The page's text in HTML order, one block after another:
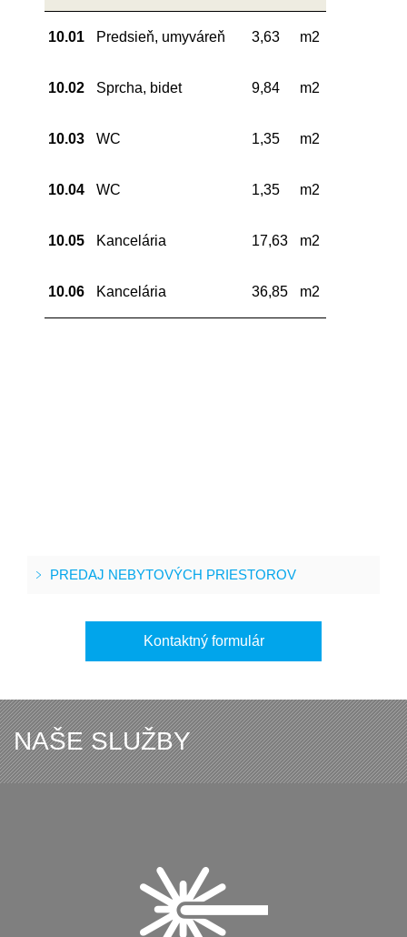
10.01 Predsieň, umyváreň 3,63 m2
10.02 Sprcha, bidet 9,84 m2
10.03 WC 1,35 m2
10.04 WC 1,35 m2
10.05 Kancelária 17,63 m2
10.06 Kancelária 36,85 m2
PREDAJ NEBYTOVÝCH PRIESTOROV
Kontaktný formulár
NAŠE SLUŽBY